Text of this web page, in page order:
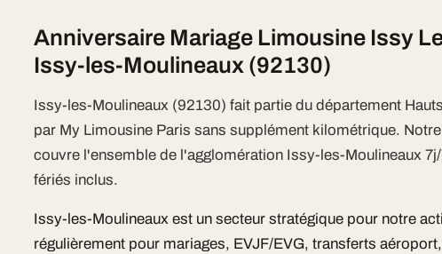
Anniversaire Mariage Limousine Issy
Issy-les-Moulineaux (92130)
Issy-les-Moulineaux (92130) fait partie du département
par My Limousine Paris sans supplément kilométrique.
couvre l'ensemble de l'agglomération Issy-les-Moulineaux
fériés inclus.
Issy-les-Moulineaux est un secteur stratégique pour notre
régulièrement pour mariages, EVJF/EVG, transferts